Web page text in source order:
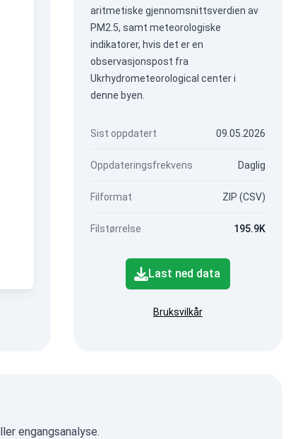
aritmetiske gjennomsnittsverdien av
PM2.5, samt meteorologiske
indikatorer, hvis det er en
observasjonspost fra
Ukrhydrometeorological center i
denne byen.
Sist oppdatert 09.05.2026
Oppdateringsfrekvens Daglig
Filformat ZIP (CSV)
Filstørrelse 195.9K
Last ned data
Bruksvilkår
engangsanalyse.